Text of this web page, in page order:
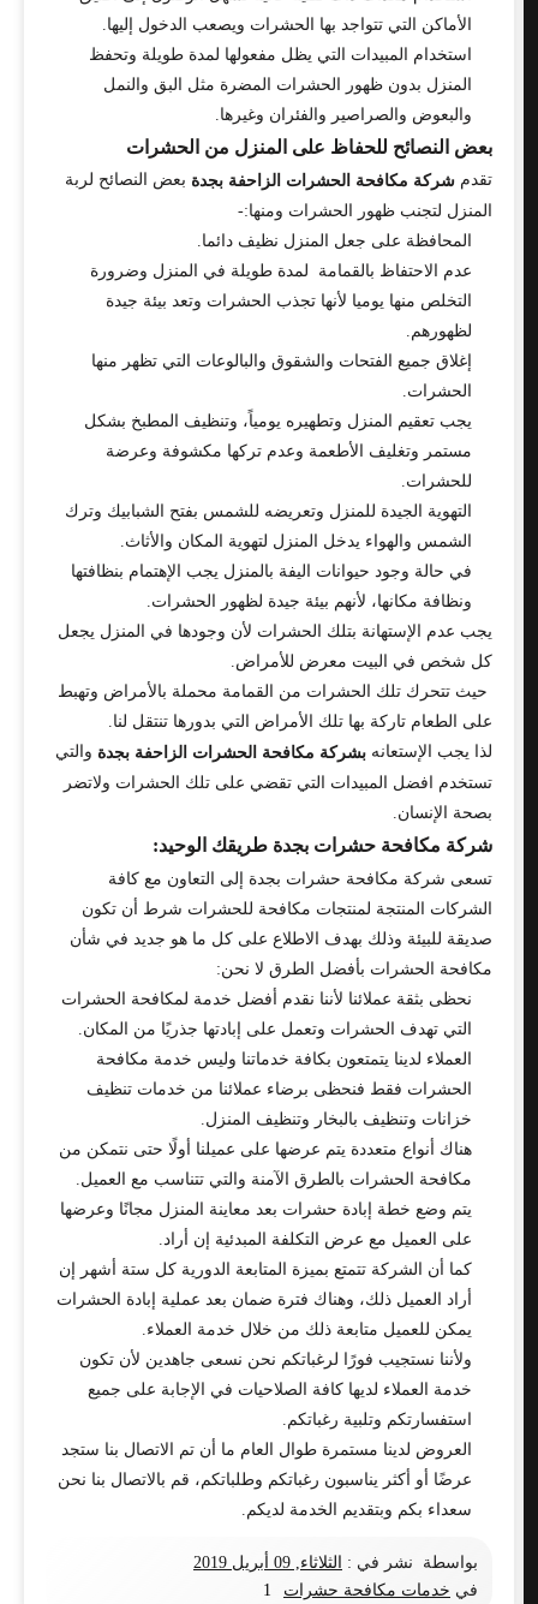
الأماكن التي تتواجد بها الحشرات ويصعب الدخول إليها.
استخدام المبيدات التي يظل مفعولها لمدة طويلة وتحفظ
المنزل بدون ظهور الحشرات المضرة مثل البق والنمل
والبعوض والصراصير والفئران وغيرها.
بعض النصائح للحفاظ على المنزل من الحشرات
تقدم شركة مكافحة الحشرات الزاحفة بجدةبعض النصائح لربة
المنزل لتجنب ظهور الحشرات ومنها:-
المحافظة على جعل المنزل نظيف دائما.
عدم الاحتفاظ بالقمامة لمدة طويلة في المنزل وضرورة
التخلص منها يوميا لأنها تجذب الحشرات وتعد بيئة جيدة
لظهورهم.
إغلاق جميع الفتحات والشقوق والبالوعات التي تظهر منها
الحشرات.
يجب تعقيم المنزل وتطهيره يومياً، وتنظيف المطبخ بشكل
مستمر وتغليف الأطعمة وعدم تركها مكشوفة وعرضة
للحشرات.
التهوية الجيدة للمنزل وتعريضه للشمس بفتح الشبابيك وترك
الشمس والهواء يدخل المنزل لتهوية المكان والأثاث.
في حالة وجود حيوانات اليفة بالمنزل يجب الإهتمام بنظافتها
ونظافة مكانها، لأنهم بيئة جيدة لظهور الحشرات.
يجب عدم الإستهانة بتلك الحشرات لأن وجودها في المنزل يجعل
كل شخص في البيت معرض للأمراض.
حيث تتحرك تلك الحشرات من القمامة محملة بالأمراض وتهبط
على الطعام تاركة بها تلك الأمراض التي بدورها تنتقل لنا.
لذا يجب الإستعانهبشركة مكافحة الحشرات الزاحفة بجدةوالتي
تستخدم افضل المبيدات التي تقضي على تلك الحشرات ولاتضر
بصحة الإنسان.
شركة مكافحة حشرات بجدة طريقك الوحيد:
تسعى شركة مكافحة حشرات بجدة إلى التعاون مع كافة
الشركات المنتجة لمنتجات مكافحة للحشرات شرط أن تكون
صديقة للبيئة وذلك بهدف الاطلاع على كل ما هو جديد في شأن
مكافحة الحشرات بأفضل الطرق لا نحن:
نحظى بثقة عملائنا لأننا نقدم أفضل خدمة لمكافحة الحشرات
التي تهدف الحشرات وتعمل على إبادتها جذريًا من المكان.
العملاء لدينا يتمتعون بكافة خدماتنا وليس خدمة مكافحة
الحشرات فقط فنحظى برضاء عملائنا من خدمات تنظيف
خزانات وتنظيف بالبخار وتنظيف المنزل.
هناك أنواع متعددة يتم عرضها على عميلنا أولًا حتى نتمكن من
مكافحة الحشرات بالطرق الآمنة والتي تتناسب مع العميل.
يتم وضع خطة إبادة حشرات بعد معاينة المنزل مجانًا وعرضها
على العميل مع عرض التكلفة المبدئية إن أراد.
كما أن الشركة تتمتع بميزة المتابعة الدورية كل ستة أشهر إن
أراد العميل ذلك، وهناك فترة ضمان بعد عملية إبادة الحشرات
يمكن للعميل متابعة ذلك من خلال خدمة العملاء.
ولأننا نستجيب فورًا لرغباتكم نحن نسعى جاهدين لأن تكون
خدمة العملاء لديها كافة الصلاحيات في الإجابة على جميع
استفسارتكم وتلبية رغباتكم.
العروض لدينا مستمرة طوال العام ما أن تم الاتصال بنا ستجد
عرضًا أو أكثر يناسبون رغباتكم وطلباتكم، قم بالاتصال بنا نحن
سعداء بكم وبتقديم الخدمة لديكم.
بواسطة نشر في :
الثلاثاء, 09 أبريل 2019
في خدمات مكافحة حشرات 1